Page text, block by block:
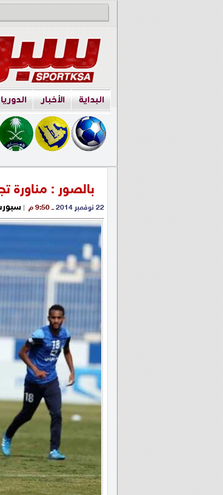
البداية الأخبار
بالصور : مناورة
22 نوفمبر 2014 ــ 9:50 م |